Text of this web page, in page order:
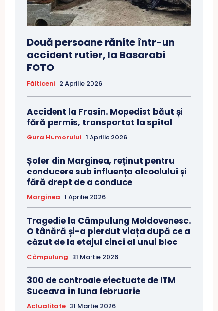
Două persoane rănite într-un
accident rutier, la Basarabi
FOTO
Fălticeni 2 Aprilie 2026
Accident la Frasin. Mopedist băut și
fără permis, transportat la spital
Gura Humorului 1 Aprilie 2026
Șofer din Marginea, reținut pentru
conducere sub influența alcoolului și
fără drept de a conduce
Marginea 1 Aprilie 2026
Tragedie la Câmpulung Moldovenesc.
O tânără și-a pierdut viața după ce a
căzut de la etajul cinci al unui bloc
Câmpulung 31 Martie 2026
300 de controale efectuate de ITM
Suceava în luna februarie
Actualitate 31 Martie 2026